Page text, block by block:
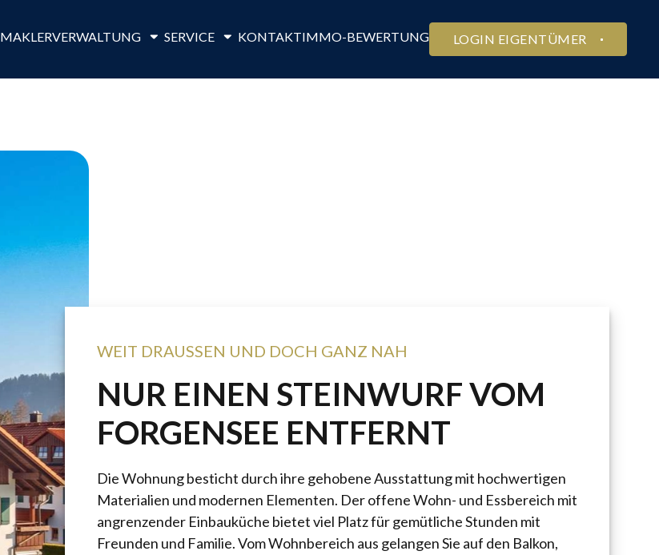
MAKLERVERWALTUNG SERVICE KONTAKTIMMO-BEWERTUNG LOGIN EIGENTÜMER
WEIT DRAUSSEN UND DOCH GANZ NAH
NUR EINEN STEINWURF VOM
FORGENSEE ENTFERNT
Die Wohnung besticht durch ihre gehobene Ausstattung mit hochwertigen
Materialien und modernen Elementen. Der offene Wohn- und Essbereich mit
angrenzender Einbauküche bietet viel Platz für gemütliche Stunden mit
Freunden und Familie. Vom Wohnbereich aus gelangen Sie auf den Balkon,